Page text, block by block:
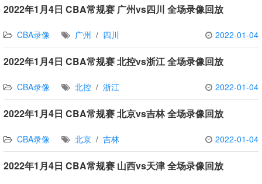
2022年1月4日 CBA常规赛 广州vs四川 全场录像回放
CBA录像 广州 / 四川 2022-01-04
2022年1月4日 CBA常规赛 北控vs浙江 全场录像回放
CBA录像 北控 / 浙江 2022-01-04
2022年1月4日 CBA常规赛 北京vs吉林 全场录像回放
CBA录像 北京 / 吉林 2022-01-04
2022年1月4日 CBA常规赛 山西vs天津 全场录像回放